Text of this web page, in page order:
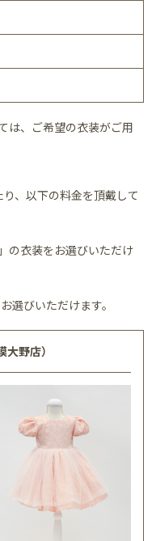
は、ご希望の衣装がご用
、以下の料金を頂戴して
の衣装をお選びいただけ
選びいただけます。
野店）